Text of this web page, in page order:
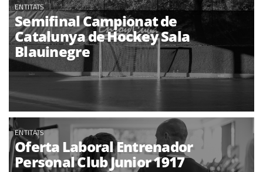
ENTITATS
Semifinal Campionat de
Catalunya de Hockey Sala
Blauinegre
ENTITATS
Oferta Laboral Entrenador
Personal Club Junior 1917